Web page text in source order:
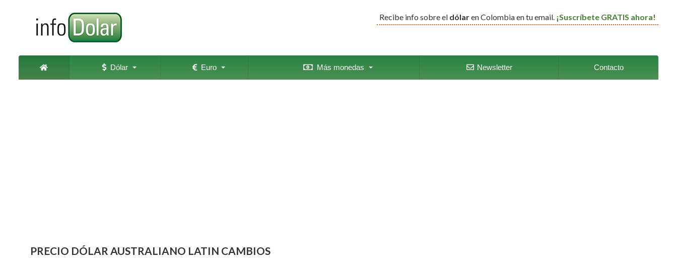
Recibe info sobre el dólaren Colombia en tu email. ¡Suscríbete GRATIS ahora!
Dólar Euro Más monedas Newsletter Contacto
PRECIO DÓLAR AUSTRALIANO LATIN CAMBIOS